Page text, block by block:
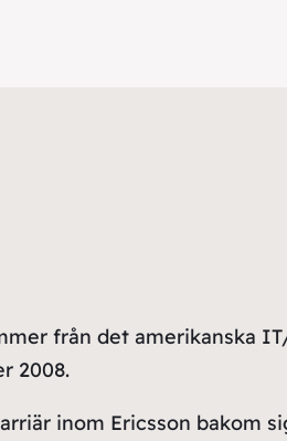
från det amerikanska
2008.
inom Ericsson bakom